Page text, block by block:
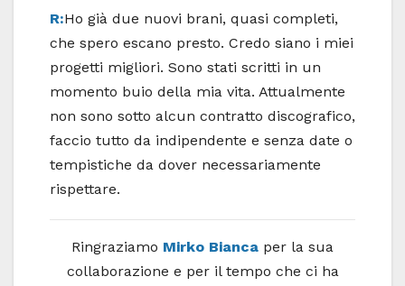
R:Ho già due nuovi brani, quasi completi,
che spero escano presto. Credo siano i miei
progetti migliori. Sono stati scritti in un
momento buio della mia vita. Attualmente
non sono sotto alcun contratto discografico,
faccio tutto da indipendente e senza date o
tempistiche da dover necessariamente
rispettare.
Ringraziamo Mirko Bianca per la sua
collaborazione e per il tempo che ci ha